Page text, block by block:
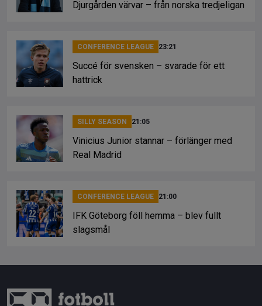
Djurgården värvar – från norska tredjeligan
CONFERENCE LEAGUE 23:21
Succé för svensken – svarade för ett
hattrick
SILLY SEASON 21:05
Vinicius Junior stannar – förlänger med
Real Madrid
CONFERENCE LEAGUE 21:00
IFK Göteborg föll hemma – blev fullt
slagsmål